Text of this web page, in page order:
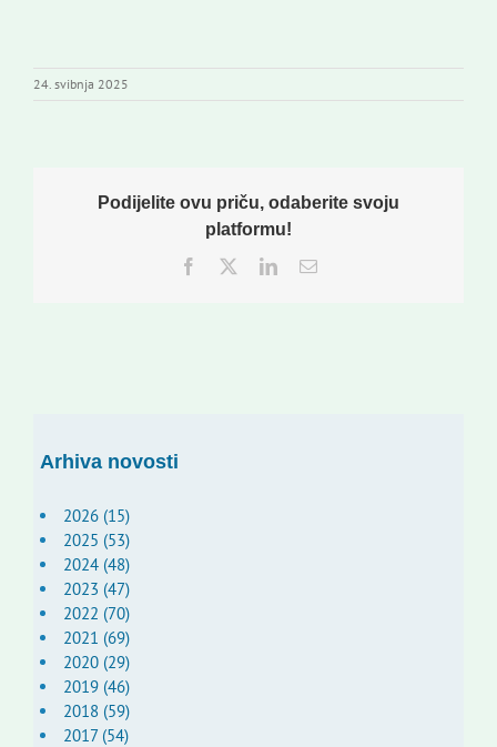
24. svibnja 2025
Podijelite ovu priču, odaberite svoju
platformu!
Facebook
TwitterLinkedInEmail:
Arhiva novosti
2026 (15)
2025 (53)
2024 (48)
2023 (47)
2022 (70)
2021 (69)
2020 (29)
2019 (46)
2018 (59)
2017 (54)